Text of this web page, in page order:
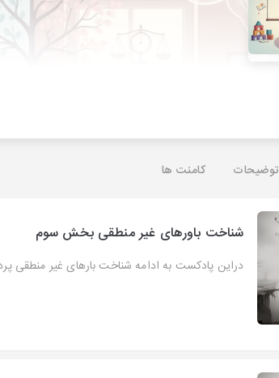
توضیحات کامنت ها
شناخت باورهای غیر منطقی بخش سوم
دراین پادکست به ادامه شناخت بارهای غیر منطقی